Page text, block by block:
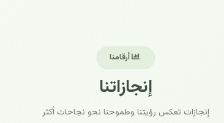
أرقامنا
إنجازاتنا
إنجازات تعكس رؤيتنا وطموحنا نحو نجاحات أكثر